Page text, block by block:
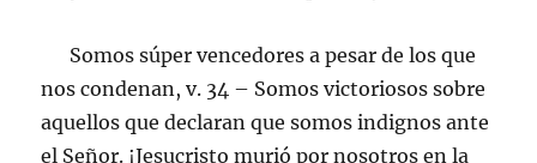
Somos súper vencedores a pesar de los que
nos condenan, v. 34 – Somos victoriosos sobre
aquellos que declaran que somos indignos ante
el Señor. ¡Jesucristo murió por nosotros en la